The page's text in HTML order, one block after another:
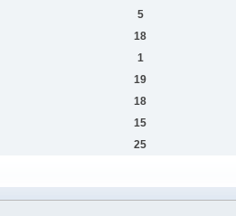
5
18
1
19
18
15
25